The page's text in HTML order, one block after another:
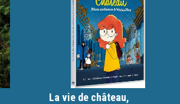
La vie de château,